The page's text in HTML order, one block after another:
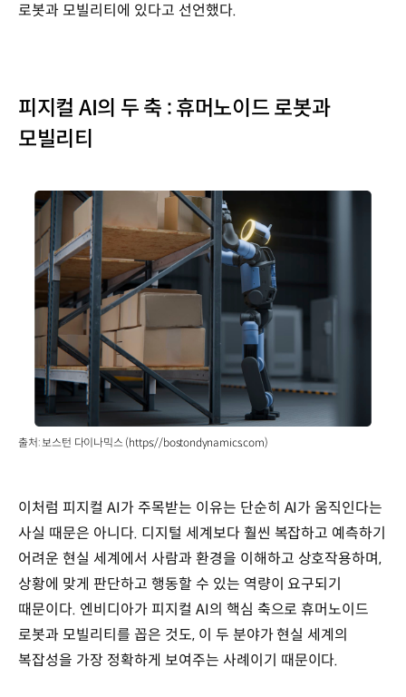
로봇과 모빌리티에 있다고 선언했다.
피지컬 AI의 두 축 : 휴머노이드 로봇과
모빌리티
출처: 보스턴 다이나믹스 (https://bostondynamics.com)
이처럼 피지컬 AI가 주목받는 이유는 단순히 AI가 움직인다는
사실 때문은 아니다. 디지털 세계보다 훨씬 복잡하고 예측하기
어려운 현실 세계에서 사람과 환경을 이해하고 상호작용하며,
상황에 맞게 판단하고 행동할 수 있는 역량이 요구되기
때문이다. 엔비디아가 피지컬 AI의 핵심 축으로 휴머노이드
로봇과 모빌리티를 꼽은 것도, 이 두 분야가 현실 세계의
복잡성을 가장 정확하게 보여주는 사례이기 때문이다.